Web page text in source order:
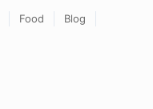
Food
Blog